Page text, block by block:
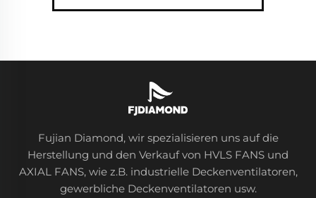
Fujian Diamond, wir spezialisieren uns auf die
Herstellung und den Verkauf von HVLS FANS und
AXIAL FANS, wie z.B. industrielle Deckenventilatoren,
gewerbliche Deckenventilatoren usw.